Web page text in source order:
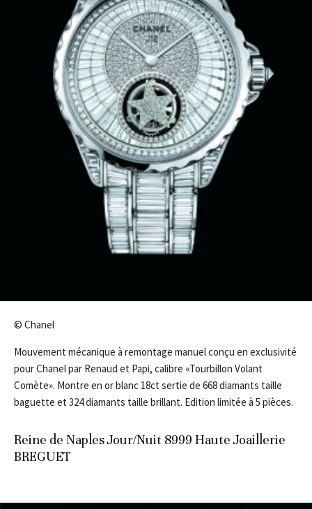
© Chanel
Mouvement mécanique à remontage manuel conçu en exclusivité
pour Chanel par Renaud et Papi, calibre «Tourbillon Volant
Comète». Montre en or blanc 18ct sertie de 668 diamants taille
baguette et 324 diamants taille brillant. Edition limitée à 5 pièces.
Reine de Naples Jour/Nuit 8999 Haute Joaillerie
BREGUET